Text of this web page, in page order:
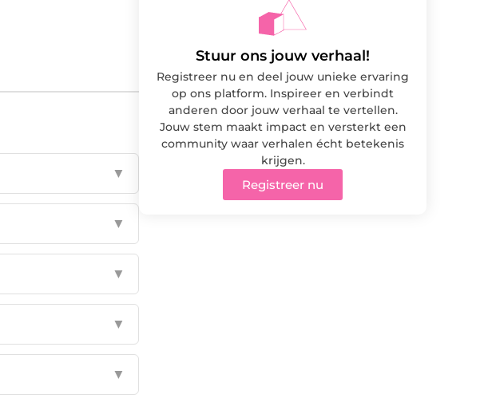
▼
▼
▼
▼
▼
Stuur ons jouw verhaal!
Registreer nu en deel jouw unieke ervaring
op ons platform. Inspireer en verbindt
anderen door jouw verhaal te vertellen.
Jouw stem maakt impact en versterkt een
community waar verhalen écht betekenis
krijgen.
Registreer nu